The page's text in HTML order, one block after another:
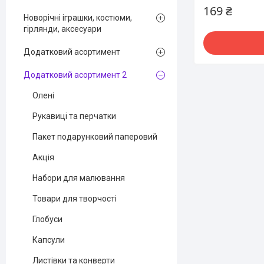
169 ₴
Новорічні іграшки, костюми,
гірлянди, аксесуари
Додатковий асортимент
Додатковий асортимент 2
Олені
Рукавиці та перчатки
Пакет подарунковий паперовий
Акція
Набори для малювання
Товари для творчості
Глобуси
Капсули
Листівки та конверти